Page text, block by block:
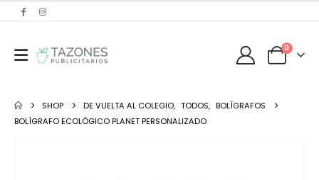
0
SHOP DE VUELTA AL COLEGIO, TODOS, BOLÍGRAFOS
BOLÍGRAFO ECOLÓGICO PLANET PERSONALIZADO